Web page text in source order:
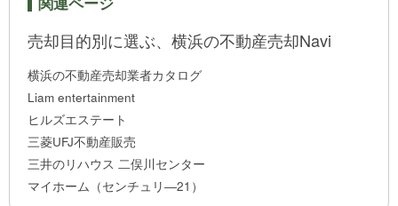
売却目的別に選ぶ、横浜の不動産売却Navi
横浜の不動産売却業者カタログ
Liam entertainment
ヒルズエステート
三菱UFJ不動産販売
三井のリハウス 二俣川センター
マイホーム（センチュリ―21）